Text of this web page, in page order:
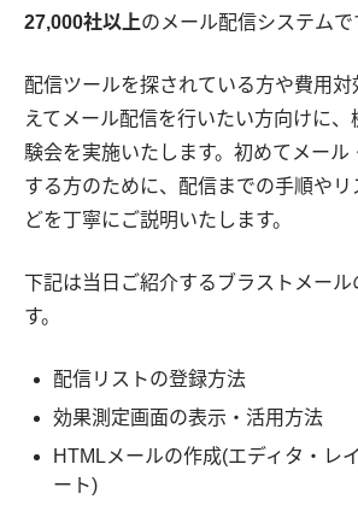
27,000社以上のメール配信システムで
配信ツールを探されている方や費用対
えてメール配信を行いたい方向けに
験会を実施いたします。初めてメール
する方のために、配信までの手順や
どを丁寧にご説明いたします。
下記は当日ご紹介するブラストメール
す。
配信リストの登録方法
効果測定画面の表示・活用方法
HTMLメールの作成(エディタ・レ
ート)